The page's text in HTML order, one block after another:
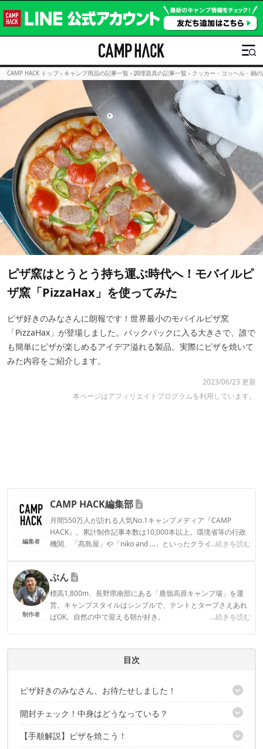
CAMP HACK トップ › キャンプ用品の記事一覧 › 調理器具の記事一覧 › クッカー・コッヘル・鍋
ピザ窯はとうとう持ち運ぶ時代へ！モバイルピ
ザ窯「PizzaHax」を使ってみた
ピザ好きのみなさんに朗報です！世界最小のモバイルピザ窯
「PizzaHax」が登場しました。バックパックに入る大きさで、誰で
も簡単にピザが楽しめるアイデア溢れる製品。実際にピザを焼いて
みた内容をご紹介します。
2023/06/23 更新
本ページはアフィリエイトプログラムを利用しています。
編集者
CAMP HACK編集部
月間550万人が訪れる人気No.1キャンプメディア『CAMP
HACK』。累計制作記事本数は10,000本以上。環境省等の行政
機関、「髙島屋」や「niko and ...」といったクライアントとの
...続きを読む
CAMP HACK編集部のプロフィール
制作者
ぶん
標高1,800m、長野県南部にある「鹿嶺高原キャンプ場」を運
営。キャンプスタイルはシンプルで、テントとタープさえあれ
ばOK。自然の中で迎える朝が好き。
...続きを読む
ぶんのプロフィール
目次
ピザ好きのみなさん、お待たせしました！
見てください！こちら筆者が焼いたピザです
開封チェック！中身はどうなっている？
【事前準備①】フタの組み立て
【手順解説】ピザを焼こう！